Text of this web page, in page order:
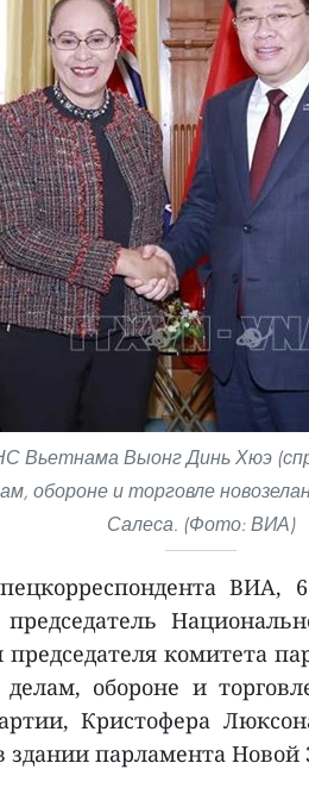
Вьетнама Выонг Динь Хюэ
обороне и торговле
Салеса. (Фото: ВИА)
ВИА,
комитета
обороне и
Кристофера
здании парламента Новой